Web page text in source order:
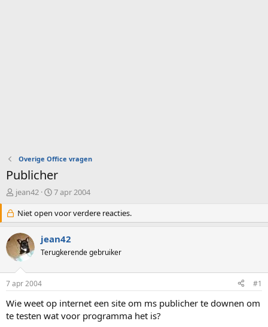
Overige Office vragen
Publicher
O
d
e
r
w
e
s
t
a
r
jean42
S
a
r
d
a
m
7 apr 2004
Niet open voor verdere reacties.
jean42
Terugkerende gebruiker
7 apr 2004 #1
Wie weet op internet een site om ms publicher te downen om
te testen wat voor programma het is?